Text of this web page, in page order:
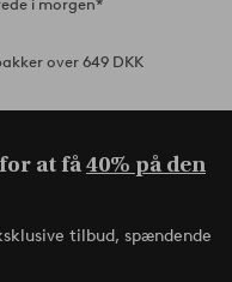
i morgen*
over 649 DKK
at få40% på den
tilbud, spændende